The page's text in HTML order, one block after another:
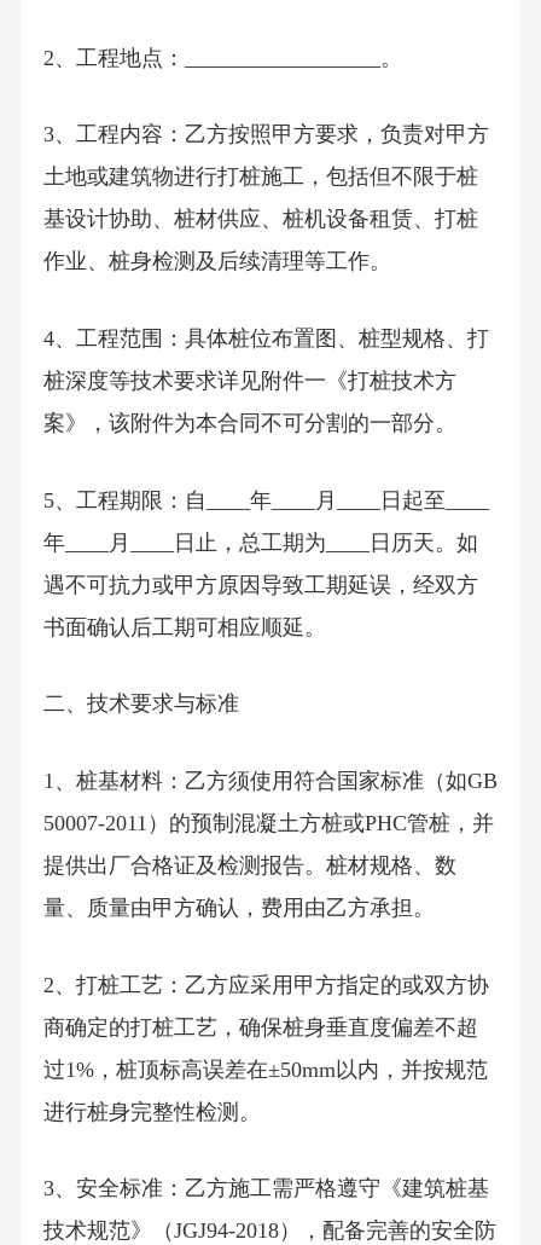
2、工程地点：__________________。
3、工程内容：乙方按照甲方要求，负责对甲方
土地或建筑物进行打桩施工，包括但不限于桩
基设计协助、桩材供应、桩机设备租赁、打桩
作业、桩身检测及后续清理等工作。
4、工程范围：具体桩位布置图、桩型规格、打
桩深度等技术要求详见附件一《打桩技术方
案》，该附件为本合同不可分割的一部分。
5、工程期限：自____年____月____日起至____
年____月____日止，总工期为____日历天。如
遇不可抗力或甲方原因导致工期延误，经双方
书面确认后工期可相应顺延。
二、技术要求与标准
1、桩基材料：乙方须使用符合国家标准（如GB
50007-2011）的预制混凝土方桩或PHC管桩，并
提供出厂合格证及检测报告。桩材规格、数
量、质量由甲方确认，费用由乙方承担。
2、打桩工艺：乙方应采用甲方指定的或双方协
商确定的打桩工艺，确保桩身垂直度偏差不超
过1%，桩顶标高误差在±50mm以内，并按规范
进行桩身完整性检测。
3、安全标准：乙方施工需严格遵守《建筑桩基
技术规范》（JGJ94-2018），配备完善的安全防